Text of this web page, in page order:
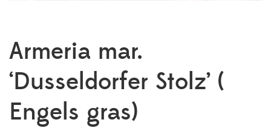
Armeria mar.
‘Dusseldorfer Stolz’ (
Engels gras)